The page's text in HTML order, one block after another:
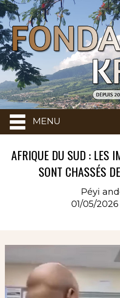
MENU
AFRIQUE DU SUD : LES
SONT CHASSÉS
Péyi
01/05/2026